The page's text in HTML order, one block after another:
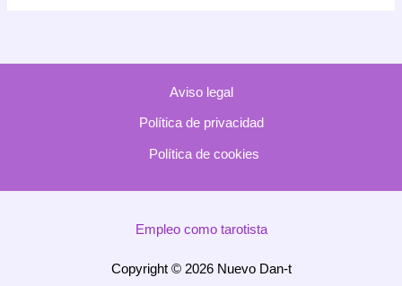
Aviso legal
Política de privacidad
Política de cookies
Empleo como tarotista
Copyright © 2026 Nuevo Dan-t